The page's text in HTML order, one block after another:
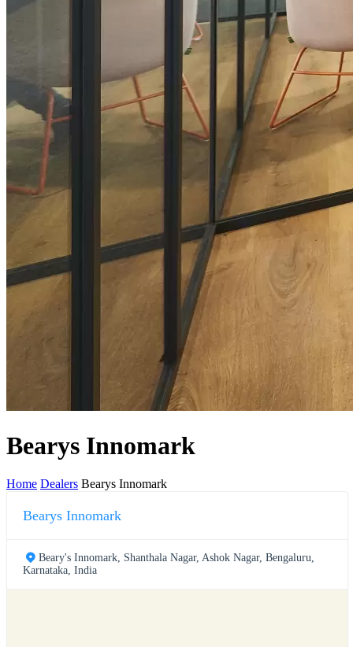
Bearys Innomark
Home Dealers Bearys Innomark
Bearys Innomark
Beary's Innomark, Shanthala Nagar, Ashok Nagar, Bengaluru,
Karnataka, India